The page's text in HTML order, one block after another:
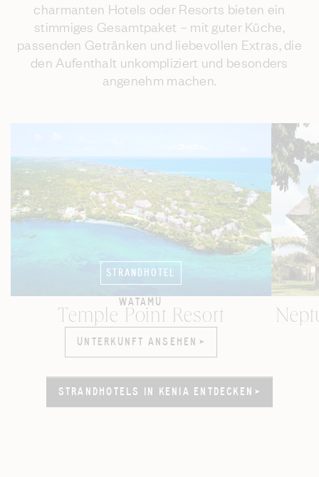
charmanten Hotels oder Resorts bieten ein
stimmiges Gesamtpaket – mit guter Küche,
passenden Getränken und liebevollen Extras, die
den Aufenthalt unkompliziert und besonders
angenehm machen.
STRANDHOTEL
WATAMU
Temple Point Resort
UNTERKUNFT ANSEHEN
UNTERKUNFT ANSEHEN
STRANDHOTELS IN KENIA ENTDECKEN
STRANDHOTELS IN KENIA ENTDECKEN